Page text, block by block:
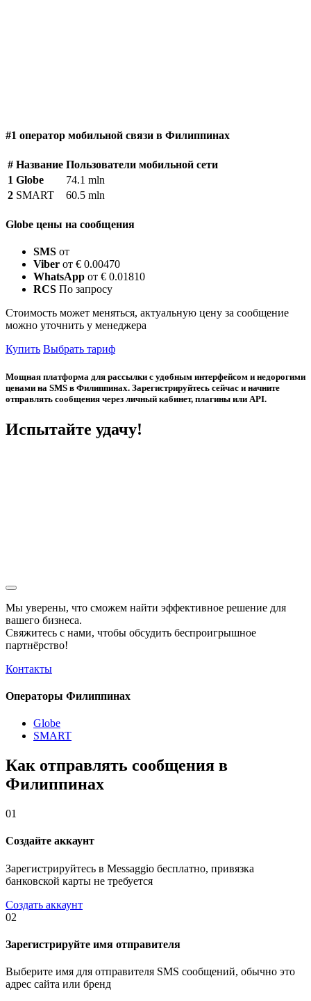
#1 оператор мобильной связи в Филиппинах
# Название Пользователи мобильной сети
1 Globe
74.1 mln
2 SMART 60.5 mln
Globe цены на сообщения
SMS от
Viber от € 0.00470
WhatsApp от € 0.01810
RCS По запросу
Стоимость может меняться, актуальную цену за сообщение
можно уточнить у менеджера
Купить Выбрать тариф
Мощная платформа для рассылки с удобным интерфейсом и недорогими
ценами на SMS в Филиппинах. Зарегистрируйтесь сейчас и начните
отправлять сообщения через личный кабинет, плагины или API.
Испытайте удачу!
Мы уверены, что сможем найти эффективное решение для
вашего бизнеса.
Свяжитесь с нами, чтобы обсудить беспроигрышное
партнёрство!
Контакты
Операторы Филиппинах
Globe
SMART
Как отправлять сообщения в
Филиппинах
01
Создайте аккаунт
Зарегистрируйтесь в Messaggio бесплатно, привязка
банковской карты не требуется
Создать аккаунт
02
Зарегистрируйте имя отправителя
Выберите имя для отправителя SMS сообщений, обычно это
адрес сайта или бренд